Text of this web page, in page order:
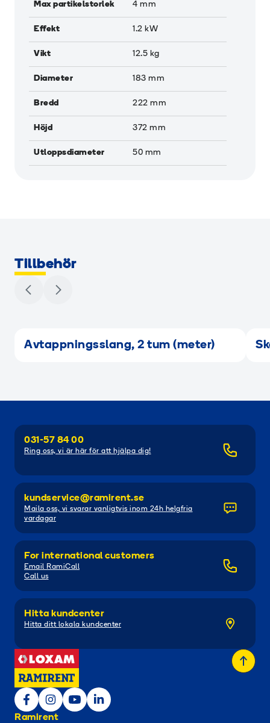
Max partikelstorlek 4 mm
Effekt 1.2 kW
Vikt 12.5 kg
Diameter 183 mm
Bredd 222 mm
Höjd 372 mm
Utloppsdiameter 50 mm
Tillbehör
Avtappningsslang, 2 tum (meter)
031-57 84 00
Ring oss, vi är här för att hjälpa dig!
kundservice@ramirent.se
Maila oss, vi svarar vanligtvis inom 24h helgfria
vardagar
For international customers
Email RamiCall
Call us
Hitta kundcenter
Hitta ditt lokala kundcenter
Ramirent